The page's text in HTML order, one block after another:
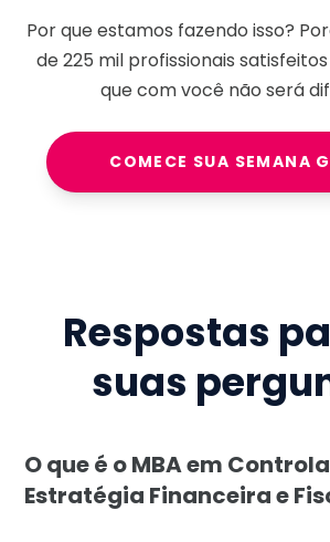
Por que estamos fazendo isso?
de225 milprofissionais
que com você não será
COMECE SUA SEMANA
Respostas
suas
O que é o MBA em
Estratégia Financeira e